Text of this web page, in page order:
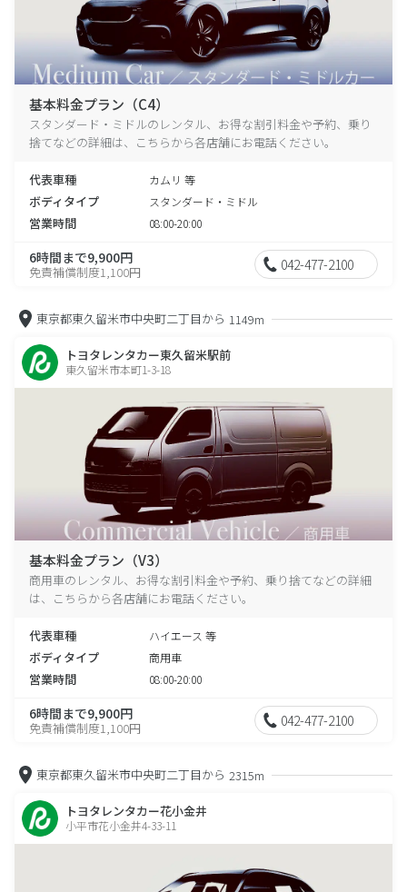
基本料金プラン（C4）
スタンダード・ミドルのレンタル、お得な割引料金や予約、乗り
捨てなどの詳細は、こちらから各店舗にお電話ください。
代表車種 カムリ 等
ボディタイプ スタンダード・ミドル
営業時間 08:00-20:00
6時間まで9,900円
免責補償制度1,100円 042-477-2100
東京都東久留米市中央町二丁目から 1149m
トヨタレンタカー東久留米駅前
東久留米市本町1-3-18
基本料金プラン（V3）
商用車のレンタル、お得な割引料金や予約、乗り捨てなどの詳細
は、こちらから各店舗にお電話ください。
代表車種 ハイエース 等
ボディタイプ 商用車
営業時間 08:00-20:00
6時間まで9,900円
免責補償制度1,100円 042-477-2100
東京都東久留米市中央町二丁目から 2315m
トヨタレンタカー花小金井
小平市花小金井4-33-11